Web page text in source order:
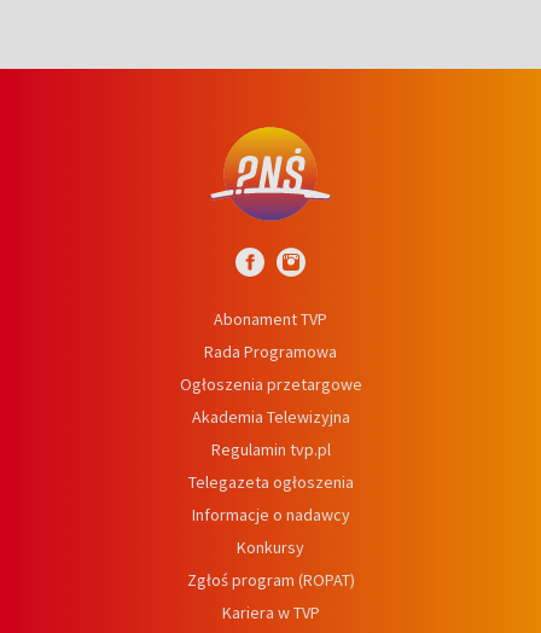
Abonament TVP
Rada Programowa
Ogłoszenia przetargowe
Akademia Telewizyjna
Regulamin tvp.pl
Telegazeta ogłoszenia
Informacje o nadawcy
Konkursy
Zgłoś program (ROPAT)
Kariera w TVP